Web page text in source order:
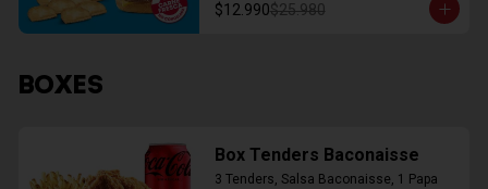
$12.990$25.980
BOXES
Box Tenders Baconaisse
3 Tenders, Salsa Baconaisse, 1 Papa